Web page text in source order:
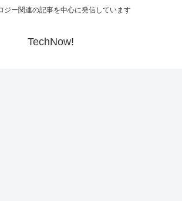
ジー関連の記事を中心に発信しています
TechNow!